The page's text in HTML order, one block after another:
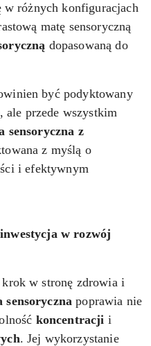
w różnych konfiguracjach
matę sensoryczną
dopasowaną do
być podyktowany
ale przede wszystkim
sensoryczna z
z myślą o
i efektywnym
w rozwój
w stronę zdrowia i
sensoryczna poprawia nie
koncentracji i
. Jej wykorzystanie